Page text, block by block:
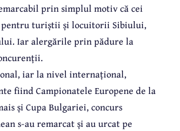
prin simplul motiv că cei
pentru turiștii și locuitorii Sibiului,
Iar alergările prin pădure la
iar la nivel internațional,
fiind Campionatele Europene de la
și Cupa Bulgariei, concurs
s-au remarcat și au urcat pe